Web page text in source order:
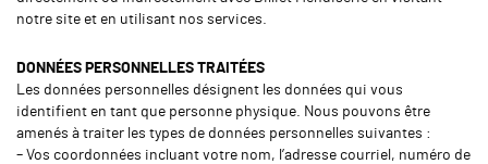
notre site et en utilisant nos services.
DONNÉES PERSONNELLES TRAITÉES
Les données personnelles désignent les données qui vous
identifient en tant que personne physique. Nous pouvons être
amenés à traiter les types de données personnelles suivantes :
– Vos coordonnées incluant votre nom, l’adresse courriel, numéro de